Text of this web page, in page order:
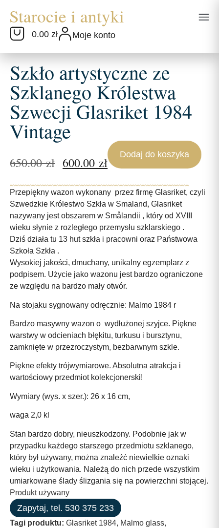
0.00 zł Moje konto
Szkło artystyczne ze
Szklanego Królestwa
Szwecji Glasriket 1984
Vintage
650.00zł 600.00 zł
Dodaj do koszyka
Przepiękny wazon wykonany przez firmę Glasriket, czyli
Szwedzkie Królestwo Szkła w Smaland, Glasriket
nazywany jest obszarem w Smålandii , który od XVIII
wieku słynie z rozległego przemysłu szklarskiego .
Dziś działa tu 13 hut szkła i pracowni oraz Państwowa
Szkoła Szkła .
Wysokiej jakości, dmuchany, unikalny egzemplarz z
podpisem. Użycie jako wazonu jest bardzo ograniczone
ze względu na bardzo mały otwór.
Na stojaku sygnowany odręcznie: Malmo 1984 r
Bardzo masywny wazon o wydłużonej szyjce. Piękne
warstwy w odcieniach błękitu, turkusu i bursztynu,
zamknięte w przezroczystym, bezbarwnym szkle.
Piękne efekty trójwymiarowe. Absolutna atrakcja i
wartościowy przedmiot kolekcjonerski!
Wymiary (wys. x szer.): 26 x 16 cm,
waga 2,0 kl
Stan bardzo dobry, nieuszkodzony. Podobnie jak w
przypadku każdego starszego przedmiotu szklanego,
który był używany, można znaleźć niewielkie oznaki
wieku i użytkowania. Należą do nich przede wszystkim
umiarkowane ślady ślizgania się na powierzchni stojącej.
Produkt używany
Zapytaj, tel. 530 375 233
Tagi produktu: Glasriket 1984, Malmo glass,